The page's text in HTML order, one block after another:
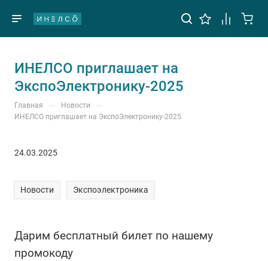
ИНЕЛСО приглашает на
ЭкспоЭлектронику-2025
Главная — Новости —
ИНЕЛСО приглашает на ЭкспоЭлектронику-2025
24.03.2025
Новости Экспоэлектроника
Дарим бесплатный билет по нашему
промокоду